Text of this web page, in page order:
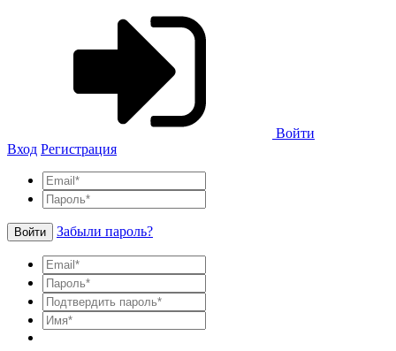
Войти
Вход Регистрация
Войти Забыли пароль?